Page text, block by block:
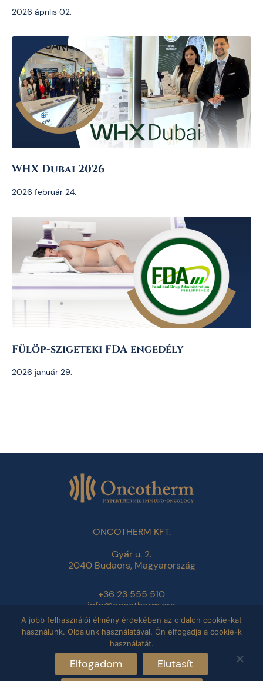
2026 április 02.
WHX Dubai 2026
2026 február 24.
Fülöp-szigeteki FDA engedély
2026 január 29.
ONCOTHERM KFT.
Gyár u. 2.
2040 Budaörs, Magyarország
+36 23 555 510
info@oncotherm.org
Adatvédelmi tájékoztató
Impresszum
A jobb felhasználói élmény érdekében az oldalon cookie-kat
használunk. Oldalunk használatával, Ön elfogadja a cookie-k
használatát.
Elfogadom Elutasít